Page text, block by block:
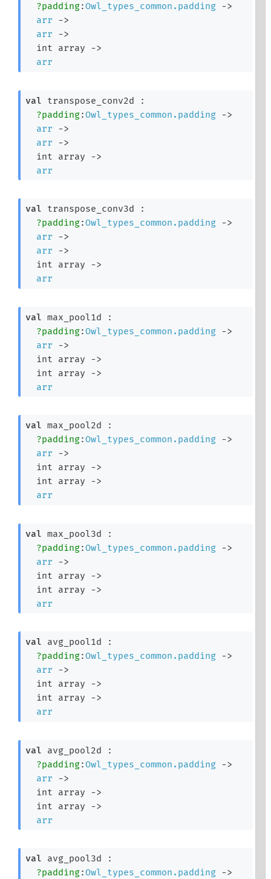
?padding:Owl_types_common.padding ->
arr
->
arr
->
int array
->
arr
val transpose_conv2d :
?padding:Owl_types_common.padding ->
arr
->
arr
->
int array
->
arr
val transpose_conv3d :
?padding:Owl_types_common.padding ->
arr
->
arr
->
int array
->
arr
val max_pool1d :
?padding:Owl_types_common.padding ->
arr
->
int array
->
int array
->
arr
val max_pool2d :
?padding:Owl_types_common.padding ->
arr
->
int array
->
int array
->
arr
val max_pool3d :
?padding:Owl_types_common.padding ->
arr
->
int array
->
int array
->
arr
val avg_pool1d :
?padding:Owl_types_common.padding ->
arr
->
int array
->
int array
->
arr
val avg_pool2d :
?padding:Owl_types_common.padding ->
arr
->
int array
->
int array
->
arr
val avg_pool3d :
?padding:Owl_types_common.padding ->